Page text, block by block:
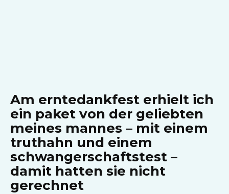
Am erntedankfest erhielt ich
ein paket von der geliebten
meines mannes – mit einem
truthahn und einem
schwangerschaftstest –
damit hatten sie nicht
gerechnet